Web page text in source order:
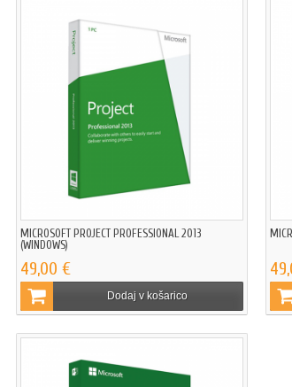
MICROSOFT PROJECT PROFESSIONAL 2013
(WINDOWS)
49,00 €
Dodaj v košarico